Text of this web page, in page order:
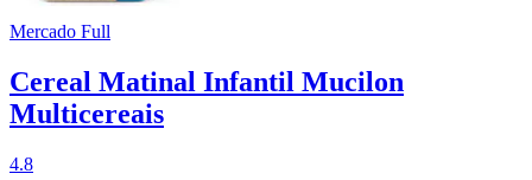
Mercado Full
Cereal Matinal Infantil Mucilon
Multicereais
4.8